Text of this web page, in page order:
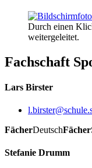
Durch einen
weitergeleitet.
Fachschaft
Lars Birster
FächerDeutschFächer
Stefanie Drumm